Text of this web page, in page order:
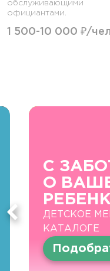
обслуживающими
официантами.
1 500-10 000 ₽/
С
О
ДЕТСКОЕ
КАТАЛОГЕ